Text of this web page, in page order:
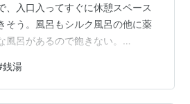
、入口入ってすぐに休憩スペース
そう。風呂もシルク風呂の他に薬
呂があるので飽きない。
銭湯